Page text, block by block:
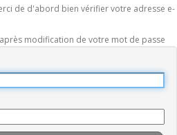
de d'abord bien vérifier votre adresse e-
modification de votre mot de passe